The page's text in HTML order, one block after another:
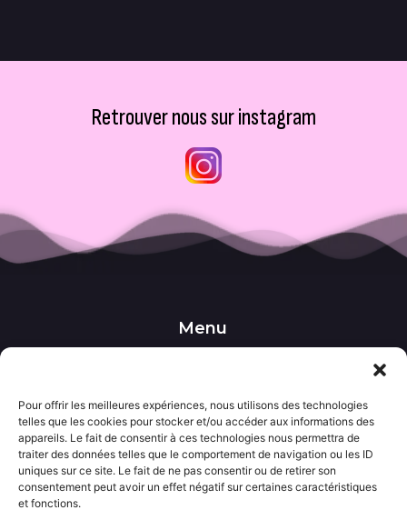
Pour offrir les meilleures expériences, nous utilisons des technologies
telles que les cookies pour stocker et/ou accéder aux informations des
appareils. Le fait de consentir à ces technologies nous permettra de
traiter des données telles que le comportement de navigation ou les ID
uniques sur ce site. Le fait de ne pas consentir ou de retirer son
consentement peut avoir un effet négatif sur certaines caractéristiques
et fonctions.
Retrouver nous sur instagram
Menu
••• Accueil
••• Wishlist
••• Actualités
Informations